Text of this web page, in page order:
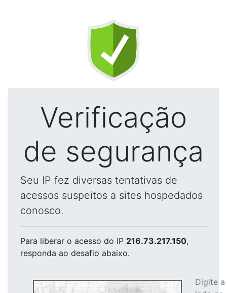
Verificação
de segurança
Seu IP fez diversas tentativas de
acessos suspeitos a sites hospedados
conosco.
Para liberar o acesso do IP 216.73.217.150,
responda ao desafio abaixo.
Digite